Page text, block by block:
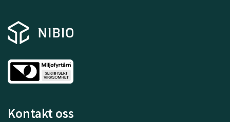
Kontakt oss